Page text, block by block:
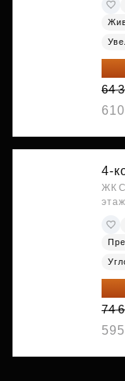
51
64
4-
ЖК
59
74